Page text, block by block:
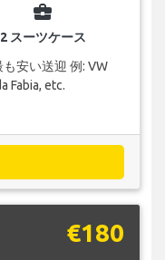
business_center
2 スーツケース
安い送迎 例: VW
Fabia, etc.
€180